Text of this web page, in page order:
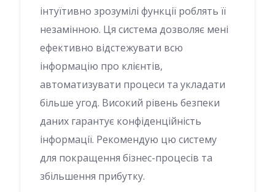
інтуїтивно зрозумілі функції роблять її
незамінною. Ця система дозволяє мені
ефективно відстежувати всю
інформацію про клієнтів,
автоматизувати процеси та укладати
більше угод. Високий рівень безпеки
даних гарантує конфіденційність
інформації. Рекомендую цю систему
для покращення бізнес-процесів та
збільшення прибутку.